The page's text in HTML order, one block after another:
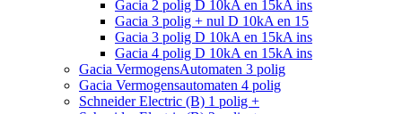
Gacia 2 polig D 10kA en 15kA ins
Gacia 3 polig + nul D 10kA en 15
Gacia 3 polig D 10kA en 15kA ins
Gacia 4 polig D 10kA en 15kA ins
Gacia VermogensAutomaten 3 polig
Gacia Vermogensautomaten 4 polig
Schneider Electric (B) 1 polig +